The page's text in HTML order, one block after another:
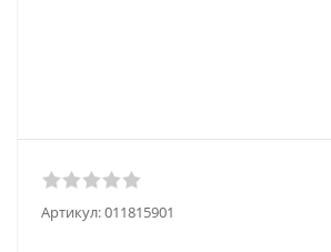
Артикул:011815901